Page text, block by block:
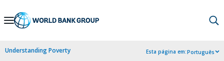
Skip
Navigation
Understanding Poverty Esta página em:Português